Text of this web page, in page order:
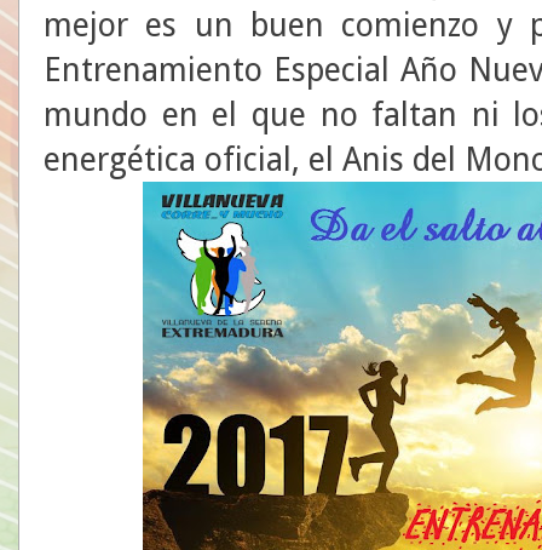
mejor es un buen comienzo y
Entrenamiento Especial Año
mundo en el que no faltan ni
energética oficial, el Anis del